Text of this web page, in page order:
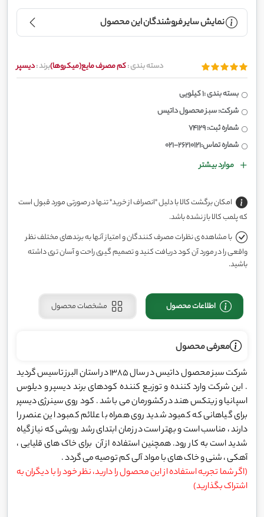
نمایش سایر فروشندگان این محصول
دسته بندی :کم مصرف مایع(میکروها)برند :دیسپر
بسته بندی :1 کیلویی
شرکت: سبز محصول داتیس
شماره ثبت: 74129
شماره تماس:26210121-021
موارد بیشتر
امکان برگشت کالا با دلیل "انصراف از خرید" تنها در صورتی مورد قبول است
که پلمب کالا باز نشده باشد.
با مشاهده ی نظرات مصرف کنندگان و امتیاز آنها به برندهای مختلف نظر
واقعی را در مورد آن کود دریافت کنید و تصمیم گیری راحت و آسان تری داشته
باشید.
اطلاعات محصول مشخصات محصول
معرفی محصول
شرکت سبز محصول داتیس در سال 1385 در استان البرز تاسیس گردید
. این شرکت وارد کننده و توزیع کننده کودهای برند دیسپر و دیلوس
اسپانیا و زیتکس هند در کشورمان می باشد . کود روی سینرژی دیسپر
برای گیاهانی که کمبود شدید روی همراه با علائم کمبود این عنصر را
دارند ، مناسب است و بهتر است در زمان ابتدای رشد رویشی که نیاز گیاه
شدید است به کار رود. همچنین استفاده از آن برای خاک های قلیایی ،
آهکی ، شنی و خاک های با مواد آلی کم توصیه می گردد .
(اگر شما تجربه استفاده از این محصول را دارید، نظر خود را با دیگران به
اشتراک بگذارید)